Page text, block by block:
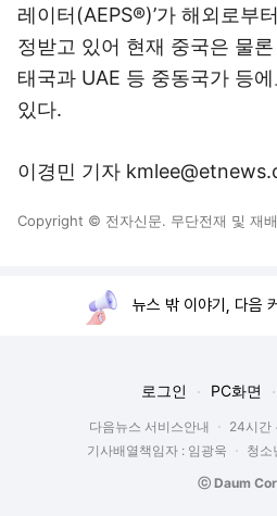
레이터(AEPS®)’가 해외로부
정받고 있어 현재 중국은 물
태국과 UAE 등 중동국가 등
있다.
이경민 기자
Copyright © 전자신문. 무단전재 및 재
뉴스 밖 이야기, 다음
로그인 PC화면
다음뉴스 서비스안내 24시간
기사배열책임자 : 임광욱
청소
ⓒ Daum